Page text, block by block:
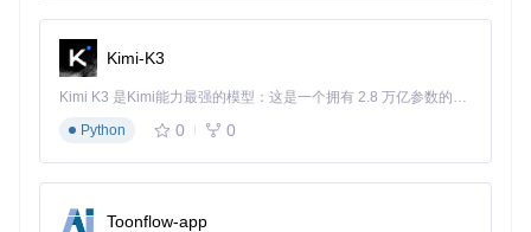
打开开始菜单，搜索"PowerShell"
右键点击"PowerShell 7 (x64)"，选择"以管理员身份运行"
在PowerShell中导航至工具目录：
cd go-cursor-help
.\scripts\run\cursor_win_id_modifier.ps1
Kimi-K3
Kimi K3 是Kimi能力最强的模型：这是一个拥有 2.8 万亿参数的混合专家（MoE）模型，具备原生视觉理解能力，并支持 100 万 token 的上下文窗口。
Python
0 0
Toonflow-app